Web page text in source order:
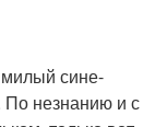
милый сине-
По незнанию и с